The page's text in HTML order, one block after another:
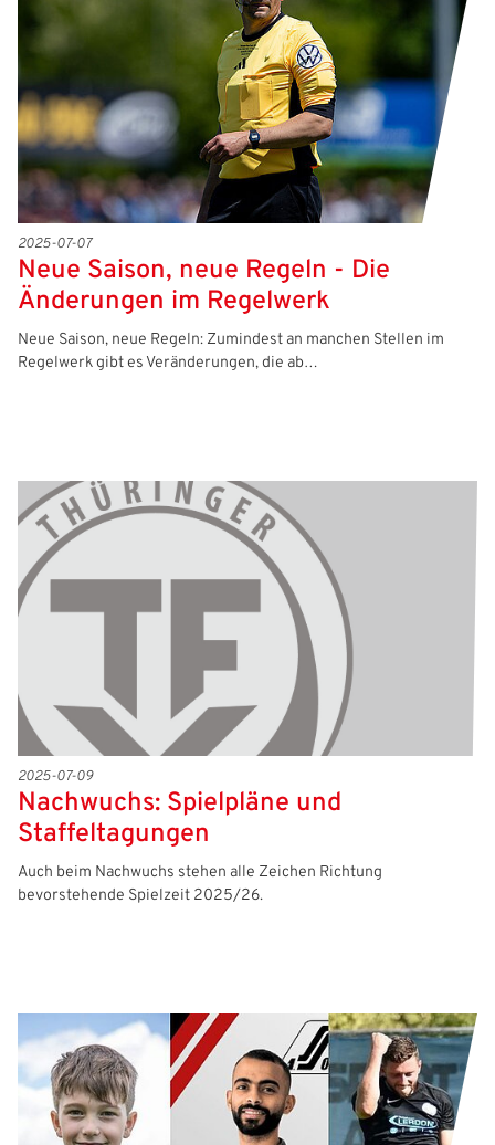
2025-07-07
Neue Saison, neue Regeln - Die
Änderungen im Regelwerk
Neue Saison, neue Regeln: Zumindest an manchen Stellen im
Regelwerk gibt es Veränderungen, die ab…
2025-07-09
Nachwuchs: Spielpläne und
Staffeltagungen
Auch beim Nachwuchs stehen alle Zeichen Richtung
bevorstehende Spielzeit 2025/26.